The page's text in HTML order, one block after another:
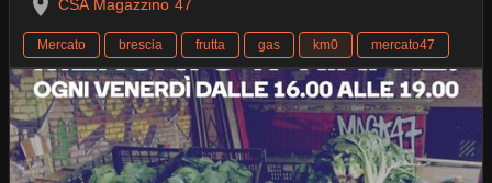
CSA Magazzino 47
Mercato brescia frutta gas km0 mercato47